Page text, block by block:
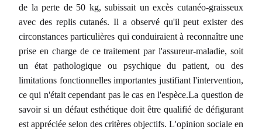
de la perte de 50 kg, subissait un excès cutanéo-graisseux
avec des replis cutanés. Il a observé qu'il peut exister des
circonstances particulières qui conduiraient à reconnaître une
prise en charge de ce traitement par l'assureur-maladie, soit
un état pathologique ou psychique du patient, ou des
limitations fonctionnelles importantes justifiant l'intervention,
ce qui n'était cependant pas le cas en l'espèce.La question de
savoir si un défaut esthétique doit être qualifié de défigurant
est appréciée selon des critères objectifs. L'opinion sociale en